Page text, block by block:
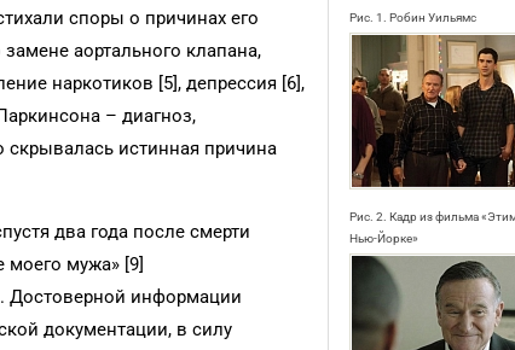
Рис. 1. Робин Уильямс
Рис. 2. Кадр из фильма
Нью-Йорке»
споры о причинах его
аортального клапана,
наркотиков [5], депрессия [6],
– диагноз,
истинная причина
два года после смерти
моего мужа» [9]
Достоверной информации
документации, в силу